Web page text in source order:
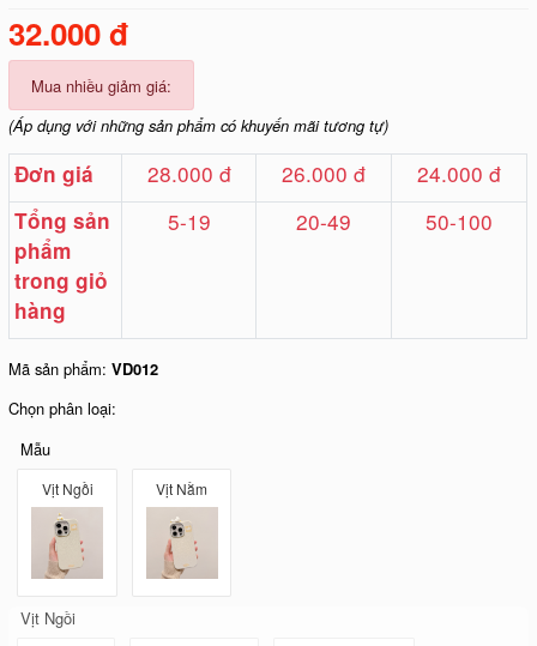
32.000 đ
Mua nhiều giảm giá:
(Áp dụng với những sản phẩm có khuyến mãi tương tự)
Đơn giá 28.000 đ 26.000 đ 24.000 đ
Tổng sản
phẩm
trong giỏ
hàng
5-19 20-49 50-100
Mã sản phẩm:VD012
Chọn phân loại:
Mẫu
Vịt Ngồi Vịt Nằm
Vịt Ngồi